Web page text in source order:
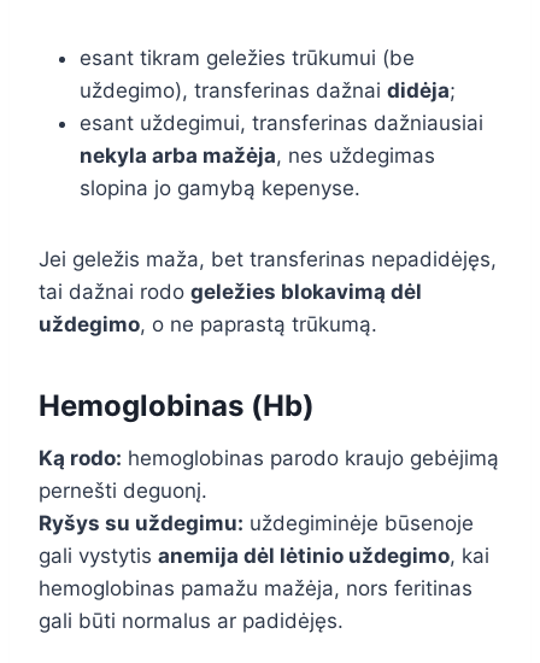
esant tikram geležies trūkumui (be
uždegimo), transferinas dažnai didėja;
esant uždegimui, transferinas dažniausiai
nekyla arba mažėja, nes uždegimas
slopina jo gamybą kepenyse.
Jei geležis maža, bet transferinas nepadidėjęs,
tai dažnai rodo geležies blokavimą dėl
uždegimo, o ne paprastą trūkumą.
Hemoglobinas (Hb)
Ką rodo: hemoglobinas parodo kraujo gebėjimą
pernešti deguonį.
Ryšys su uždegimu: uždegiminėje būsenoje
gali vystytis anemija dėl lėtinio uždegimo, kai
hemoglobinas pamažu mažėja, nors feritinas
gali būti normalus ar padidėjęs.